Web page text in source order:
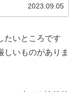
2023.09.05
たいところです
しいものがありま